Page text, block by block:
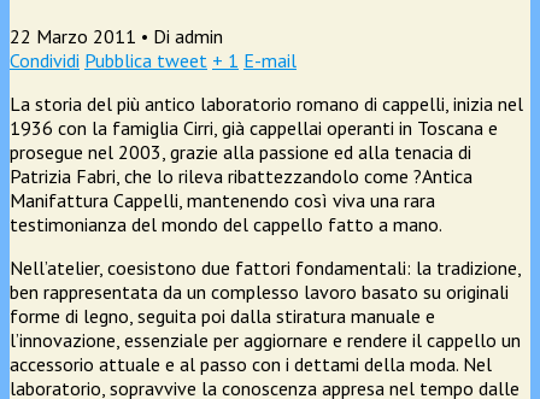
22 Marzo 2011 • Di admin
Condividi Pubblica tweet + 1 E-mail
La storia del più antico laboratorio romano di cappelli, inizia nel
1936 con la famiglia Cirri, già cappellai operanti in Toscana e
prosegue nel 2003, grazie alla passione ed alla tenacia di
Patrizia Fabri, che lo rileva ribattezzandolo come ?Antica
Manifattura Cappelli, mantenendo così viva una rara
testimonianza del mondo del cappello fatto a mano.
Nell’atelier, coesistono due fattori fondamentali: la tradizione,
ben rappresentata da un complesso lavoro basato su originali
forme di legno, seguita poi dalla stiratura manuale e
l’innovazione, essenziale per aggiornare e rendere il cappello un
accessorio attuale e al passo con i dettami della moda. Nel
laboratorio, sopravvive la conoscenza appresa nel tempo dalle